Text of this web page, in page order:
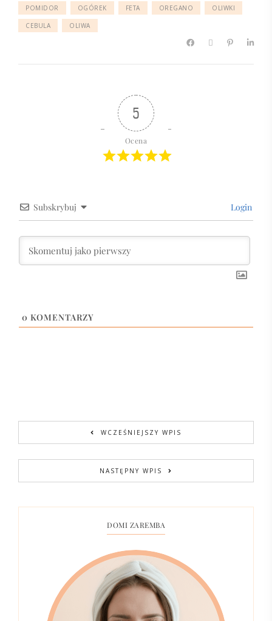
POMIDOR OGÓREK FETA OREGANO OLIWKI
CEBULA OLIWA
5
Ocena
Subskrybuj Login
0 KOMENTARZY
WCZEŚNIEJSZY WPIS
NASTĘPNY WPIS
DOMI ZAREMBA